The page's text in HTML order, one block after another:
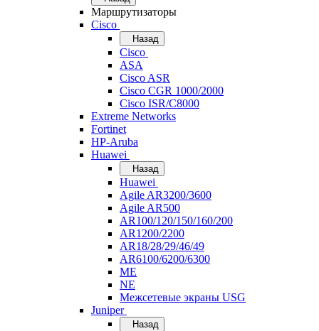
Маршрутизаторы
Cisco
Назад
Cisco
ASA
Cisco ASR
Cisco CGR 1000/2000
Cisco ISR/С8000
Extreme Networks
Fortinet
HP-Aruba
Huawei
Назад
Huawei
Agile AR3200/3600
Agile AR500
AR100/120/150/160/200
AR1200/2200
AR18/28/29/46/49
AR6100/6200/6300
ME
NE
Межсетевые экраны USG
Juniper
Назад